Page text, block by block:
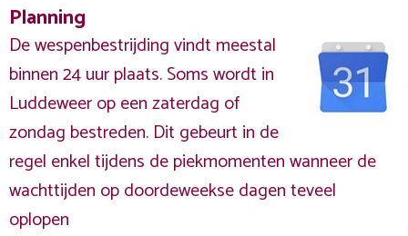
Planning
De wespenbestrijding vindt meestal
binnen 24 uur plaats. Soms wordt in
Luddeweer op een zaterdag of
zondag bestreden. Dit gebeurt in de
regel enkel tijdens de piekmomenten wanneer de
wachttijden op doordeweekse dagen teveel
oplopen